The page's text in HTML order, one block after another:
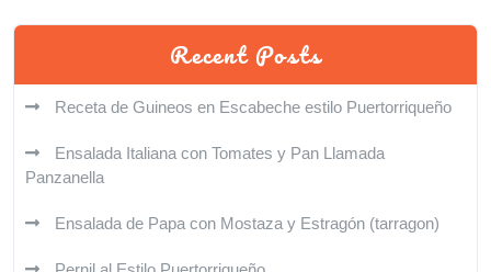
Recent Posts
Receta de Guineos en Escabeche estilo Puertorriqueño
Ensalada Italiana con Tomates y Pan Llamada
Panzanella
Ensalada de Papa con Mostaza y Estragón (tarragon)